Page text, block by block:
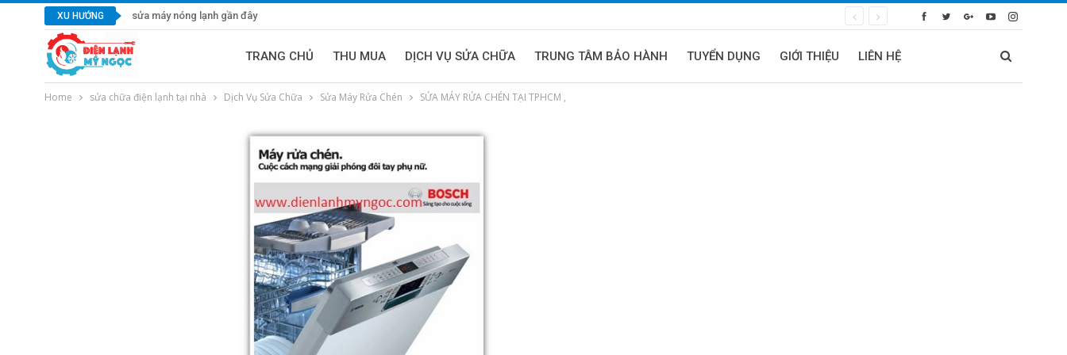
XU HƯỚNG sửa máy nóng lạnh gần đây
TRANG CHỦ THU MUA DỊCH VỤ SỬA CHỮA TRUNG TÂM BẢO HÀNH TUYỂN DỤNG GIỚI THIỆU LIÊN HỆ
Home sửa chữa điện lạnh tại nhà Dịch Vụ Sửa Chữa Sửa Máy Rửa Chén SỬA MÁY RỬA CHÉN TẠI TPHCM ,